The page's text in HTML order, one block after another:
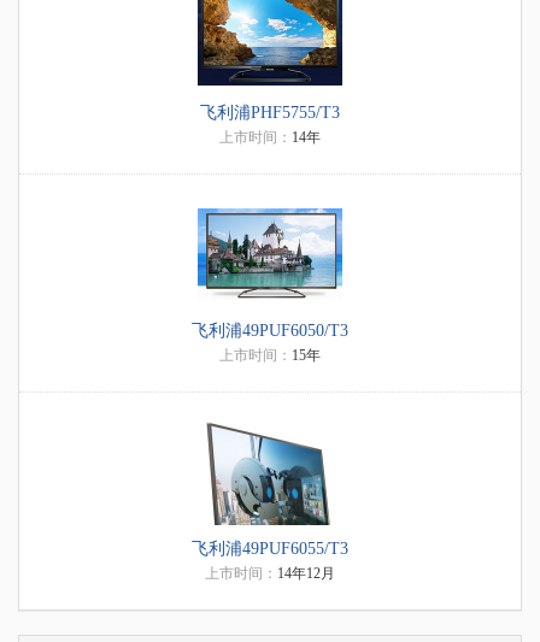
飞利浦PHF5755/T3
上市时间： 14年
飞利浦49PUF6050/T3
上市时间： 15年
飞利浦49PUF6055/T3
上市时间： 14年12月